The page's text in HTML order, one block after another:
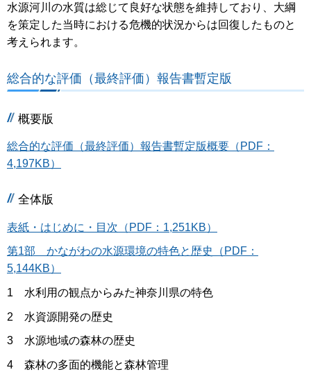
水源河川の水質は総じて良好な状態を維持しており、大綱
を策定した当時における危機的状況からは回復したものと
考えられます。
総合的な評価（最終評価）報告書暫定版
概要版
総合的な評価（最終評価）報告書暫定版概要（PDF：
4,197KB）
全体版
表紙・はじめに・目次（PDF：1,251KB）
第1部 かながわの水源環境の特色と歴史（PDF：
5,144KB）
1 水利用の観点からみた神奈川県の特色
2 水資源開発の歴史
3 水源地域の森林の歴史
4 森林の多面的機能と森林管理